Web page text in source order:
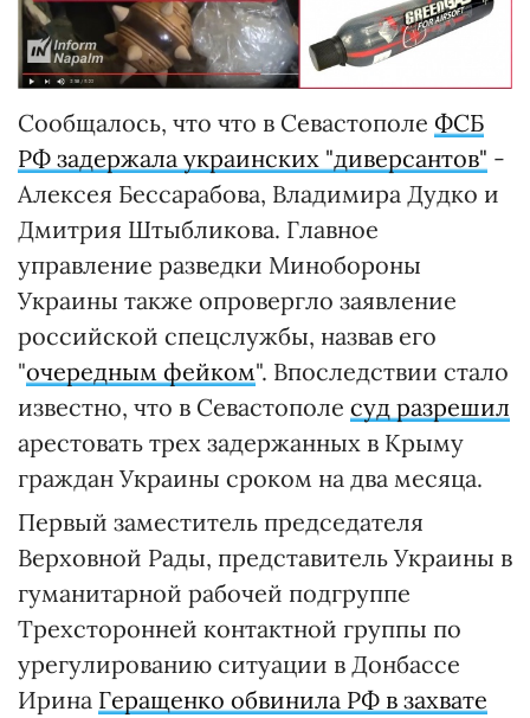
Сообщалось, что что в Севастополе ФСБ
РФ задержала украинских "диверсантов" -
Алексея Бессарабова, Владимира Дудко и
Дмитрия Штыбликова. Главное
управление разведки Минобороны
Украины также опровергло заявление
российской спецслужбы, назвав его
"очередным фейком". Впоследствии стало
известно, что в Севастополе суд разрешил
арестовать трех задержанных в Крыму
граждан Украины сроком на два месяца.
Первый заместитель председателя
Верховной Рады, представитель Украины в
гуманитарной рабочей подгруппе
Трехсторонней контактной группы по
урегулированию ситуации в Донбассе
Ирина Геращенко обвинила РФ в захвате